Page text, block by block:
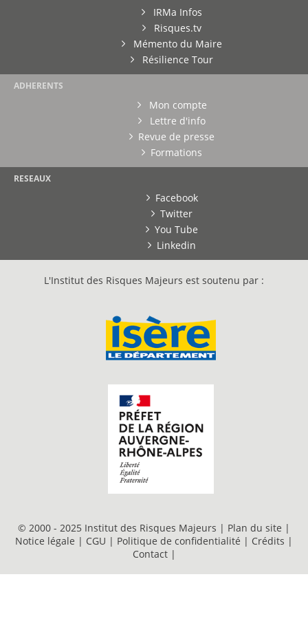
IRMa Infos
Risques.tv
Mémento du Maire
Résilience Tour
ADHERENTS
Mon compte
Lettre d'info
Revue de presse
Formations
RESEAUX
Facebook
Twitter
You Tube
Linkedin
L'Institut des Risques Majeurs est soutenu par :
© 2000 - 2025 Institut des Risques Majeurs | Plan du site |
Notice légale | CGU | Politique de confidentialité | Crédits |
Contact |